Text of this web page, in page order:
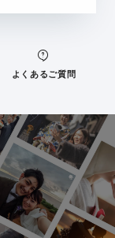
よくあるご質問